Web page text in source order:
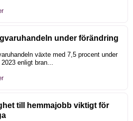
under förändring
växte med 7,5 procent under
2023 enligt bran...
till hemmajobb viktigt för